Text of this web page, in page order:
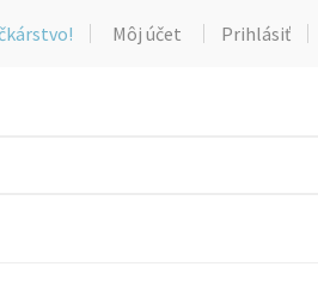
Môj účet Prihlásiť